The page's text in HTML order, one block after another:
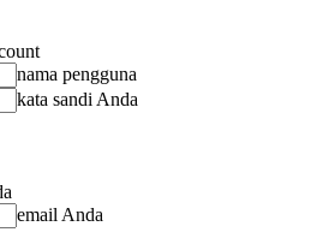
nama pengguna
kata sandi Anda
email Anda